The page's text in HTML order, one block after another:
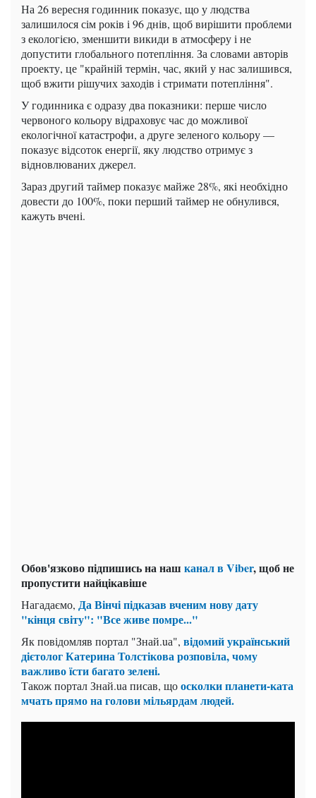
На 26 вересня годинник показує, що у людства
залишилося сім років і 96 днів, щоб вирішити проблеми
з екологією, зменшити викиди в атмосферу і не
допустити глобального потепління. За словами авторів
проекту, це "крайній термін, час, який у нас залишився,
щоб вжити рішучих заходів і стримати потепління".
У годинника є одразу два показники: перше число
червоного кольору відраховує час до можливої
екологічної катастрофи, а друге зеленого кольору —
показує відсоток енергії, яку людство отримує з
відновлюваних джерел.
Зараз другий таймер показує майже 28%, які необхідно
довести до 100%, поки перший таймер не обнулився,
кажуть вчені.
Обов'язково підпишись на наш канал в Viber, щоб не
пропустити найцікавіше
Нагадаємо, Да Вінчі підказав вченим нову дату
"кінця світу": "Все живе помре..."
Як повідомляв портал "Знай.uа", відомий український
дієтолог Катерина Толстікова розповіла, чому
важливо їсти багато зелені.
Також портал Знай.uа писав, щоосколки планети-ката
мчать прямо на голови мільярдам людей.